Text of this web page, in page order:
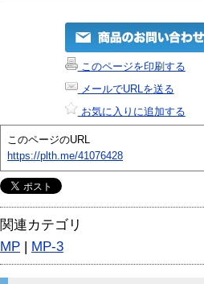
このページを印刷する
メールでURLを送る
お気に入りに追加する
このページのURL
https://plth.me/41076428
関連カテゴリ
MP | MP-3